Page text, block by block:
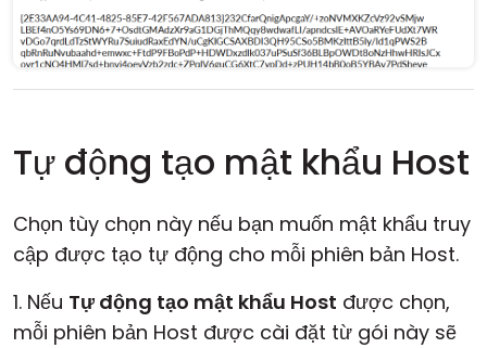
Tự động tạo mật khẩu Host
Chọn tùy chọn này nếu bạn muốn mật khẩu truy
cập được tạo tự động cho mỗi phiên bản Host.
1. Nếu Tự động tạo mật khẩu Host được chọn,
mỗi phiên bản Host được cài đặt từ gói này sẽ